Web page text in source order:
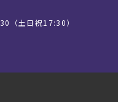
（土日祝17:30）